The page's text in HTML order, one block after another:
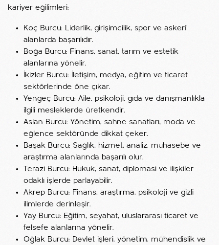
kariyer eğilimleri:
Koç Burcu: Liderlik, girişimcilik, spor ve askerî
alanlarda başarılıdır.
Boğa Burcu: Finans, sanat, tarım ve estetik
alanlarına yönelir.
İkizler Burcu: İletişim, medya, eğitim ve ticaret
sektörlerinde öne çıkar.
Yengeç Burcu: Aile, psikoloji, gıda ve danışmanlıkla
ilgili mesleklerde üretkendir.
Aslan Burcu: Yönetim, sahne sanatları, moda ve
eğlence sektöründe dikkat çeker.
Başak Burcu: Sağlık, hizmet, analiz, muhasebe ve
araştırma alanlarında başarılı olur.
Terazi Burcu: Hukuk, sanat, diplomasi ve ilişkiler
odaklı işlerde parlayabilir.
Akrep Burcu: Finans, araştırma, psikoloji ve gizli
ilimlerde derinleşir.
Yay Burcu: Eğitim, seyahat, uluslararası ticaret ve
felsefe alanlarına yönelir.
Oğlak Burcu: Devlet işleri, yönetim, mühendislik ve